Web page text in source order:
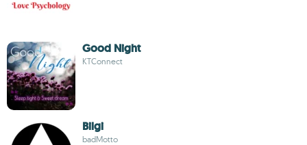
Good Night
KTConnect
Bilgi
badMotto